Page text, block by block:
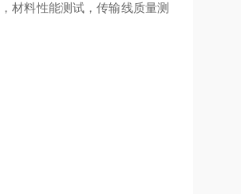
材料性能测试，传输线质量测